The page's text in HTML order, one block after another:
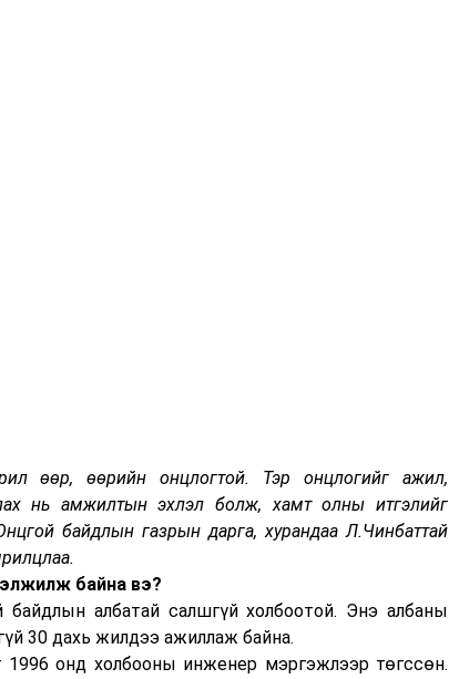
өөр, өөрийн онцлогтой. Тэр онцлогийг ажил,
нь амжилтын эхлэл болж, хамт олны итгэлийг
байдлын газрын дарга, хурандаа Л.Чинбаттай
байна вэ?
албатай салшгүй холбоотой. Энэ албаны
30 дахь жилдээ ажиллаж байна.
1996 онд холбооны инженер мэргэжлээр төгссөн.